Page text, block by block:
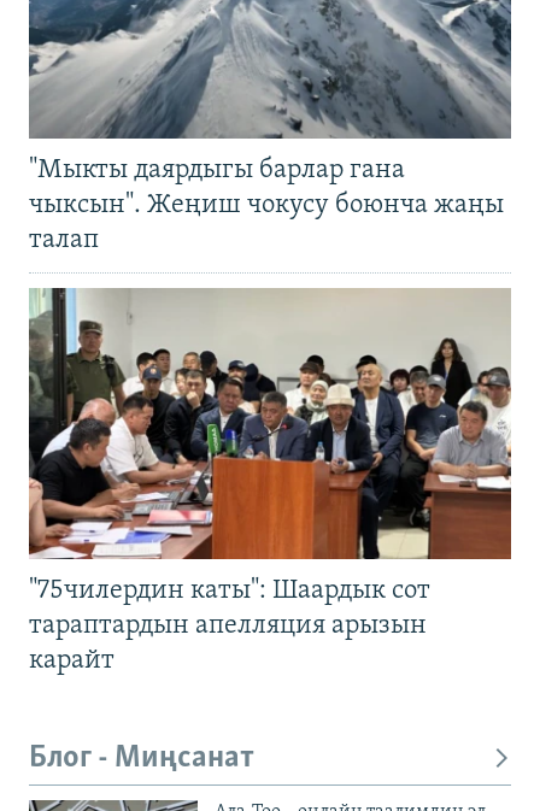
"Мыкты даярдыгы барлар гана
чыксын". Жеңиш чокусу боюнча жаңы
талап
"75чилердин каты": Шаардык сот
тараптардын апелляция арызын
карайт
Блог - Миңсанат